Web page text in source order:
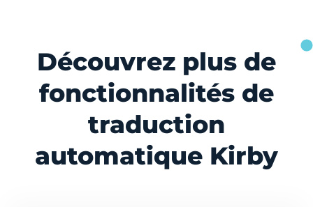
Découvrez plus de
fonctionnalités de
traduction
automatique Kirby